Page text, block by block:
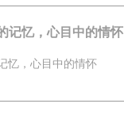
记忆，心目中的情怀
忆，心目中的情怀